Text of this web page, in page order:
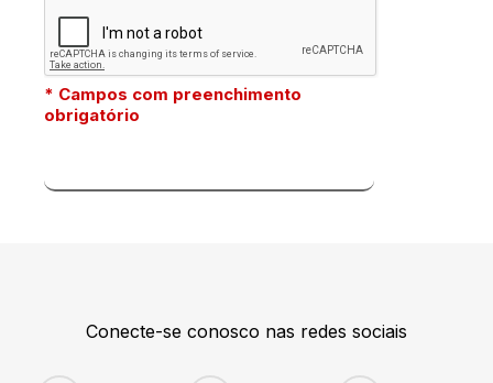
* Campos com preenchimento
obrigatório
Conecte-se conosco nas redes sociais